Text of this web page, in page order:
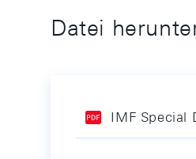
Datei
IMF Special